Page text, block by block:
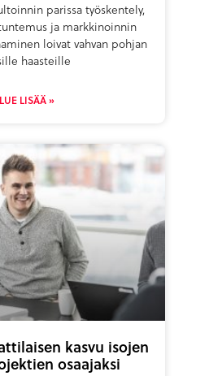
parissa työskentely,
ja markkinoinnin
loivat vahvan pohjan
haasteille
LUE LISÄÄ »
kasvu isojen
osaajaksi